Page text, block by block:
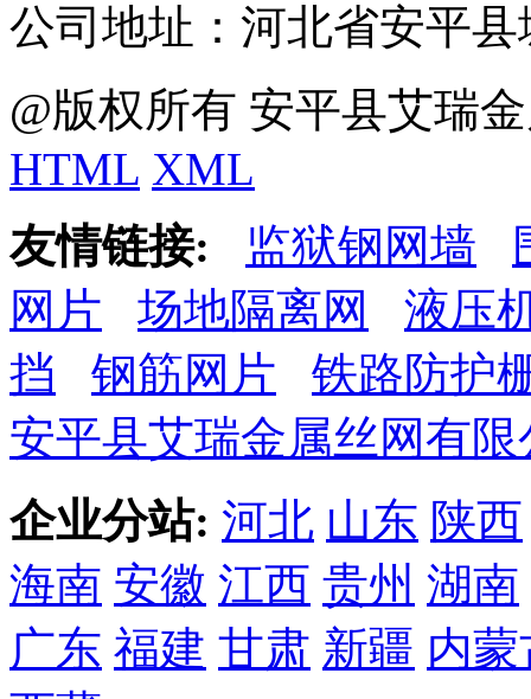
公司地址：河北省安平
@版权所有 安平县艾瑞
HTML XML
友情链接:
监狱钢网墙
网片
场地隔离网
液压
挡
钢筋网片
铁路防护
安平县艾瑞金属丝网有限
企业分站: 河北 山东 陕西
海南 安徽 江西 贵州 湖南
广东 福建 甘肃 新疆 内蒙